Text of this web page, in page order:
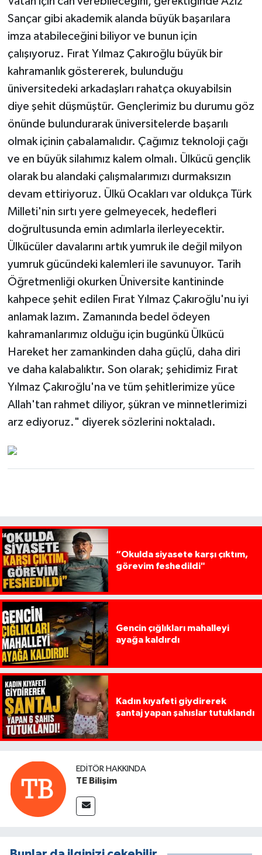
Sançar gibi akademik alanda büyük başarılara
imza atabileceğini biliyor ve bunun için
çalışıyoruz. Fırat Yılmaz Çakıroğlu büyük bir
kahramanlık göstererek, bulunduğu
üniversitedeki arkadaşları rahatça okuyabilsin
diye şehit düşmüştür. Gençlerimiz bu durumu göz
önünde bulundurarak üniversitelerde başarılı
olmak içinin çabalamalıdır. Çağımız teknoloji çağı
ve en büyük silahımız kalem olmalı. Ülkücü gençlik
olarak bu alandaki çalışmalarımızı durmaksızın
devam ettiriyoruz. Ülkü Ocakları var oldukça Türk
Milleti'nin sırtı yere gelmeyecek, hedefleri
doğrultusunda emin adımlarla ilerleyecektir.
Ülkücüler davalarını artık yumruk ile değil milyon
yumruk gücündeki kalemleri ile savunuyor. Tarih
Öğretmenliği okurken Üniversite kantininde
kahpece şehit edilen Fırat Yılmaz Çakıroğlu'nu iyi
anlamak lazım. Zamanında bedel ödeyen
kahramanlarımız olduğu için bugünkü Ülkücü
Hareket her zamankinden daha güçlü, daha diri
ve daha kalabalıktır. Son olarak; şehidimiz Fırat
Yılmaz Çakıroğlu'na ve tüm şehitlerimize yüce
Allah'tan rahmet diliyor, şükran ve minnetlerimizi
arz ediyoruz." diyerek sözlerini noktaladı.
“Okulda siyasete karşı çıktım,
görevim feshedildi"
Gencin çığlıkları mahalleyi
ayağa kaldırdı
Kadın kıyafeti giydirerek
şantaj yapan şahıslar tutuklandı
EDITÖR HAKKINDA
TE Bilişim